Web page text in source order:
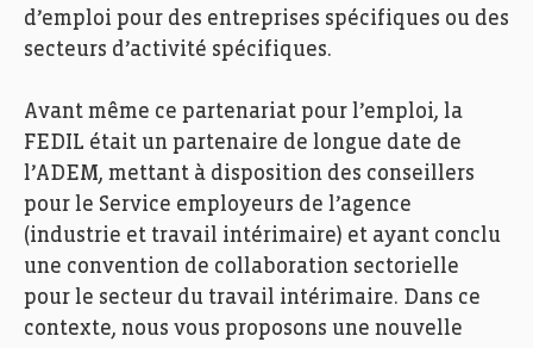
d’emploi pour des entreprises spécifiques ou des
secteurs d’activité spécifiques.
Avant même ce partenariat pour l’emploi, la
FEDIL était un partenaire de longue date de
l’ADEM, mettant à disposition des conseillers
pour le Service employeurs de l’agence
(industrie et travail intérimaire) et ayant conclu
une convention de collaboration sectorielle
pour le secteur du travail intérimaire. Dans ce
contexte, nous vous proposons une nouvelle